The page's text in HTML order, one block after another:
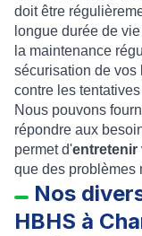
doit être
longue durée de
la maintenance
sécurisation de vos
contre les
Nous pouvons
répondre aux
permet d'entretenir
que des problèmes
Nos
HBHS à